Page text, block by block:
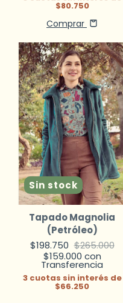
$80.750
Comprar
Sin stock
Tapado Magnolia
(Petróleo)
$198.750 $265.000
$159.000 con
Transferencia
3 cuotas sin interés de
$66.250